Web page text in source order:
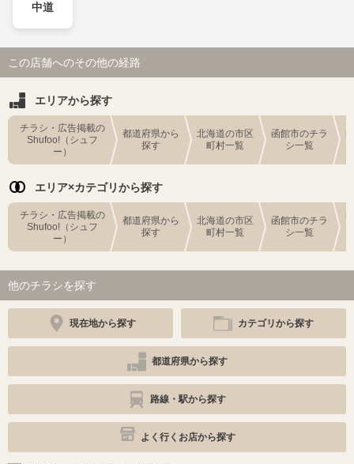
中道
この店舗へのその他の経路
エリアから探す
チラシ・広告掲載の
Shufoo!（シュフ
ー）
都道府県から
探す
北海道の市区
町村一覧
函館市のチラ
シ一覧
エリア×カテゴリから探す
チラシ・広告掲載の
Shufoo!（シュフ
ー）
都道府県から
探す
北海道の市区
町村一覧
函館市のチラ
シ一覧
他のチラシを探す
現在地から探す カテゴリから探す
都道府県から探す
路線・駅から探す
よく行くお店から探す